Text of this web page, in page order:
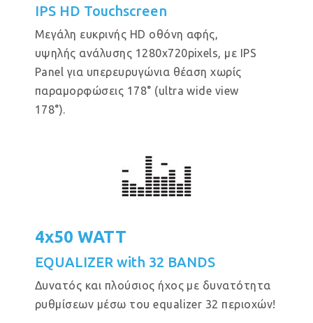
IPS HD Touchscreen
Μεγάλη ευκρινής HD οθόνη αφής,
υψηλής ανάλυσης 1280x720pixels, με IPS
Panel για υπερευρυγώνια θέαση χωρίς
παραμορφώσεις 178° (ultra wide view
178°).
4x50 WATT
EQUALIZER with 32 BANDS
Δυνατός και πλούσιος ήχος με δυνατότητα
ρυθμίσεων μέσω του equalizer 32 περιοχών!